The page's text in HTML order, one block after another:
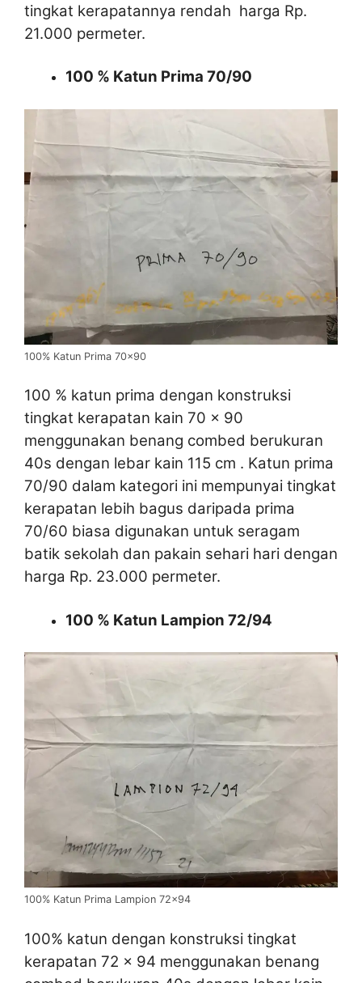
tingkat kerapatannya rendah harga Rp.
21.000 permeter.
100 % Katun Prima 70/90
100% Katun Prima 70×90
100 % katun prima dengan konstruksi
tingkat kerapatan kain 70 x 90
menggunakan benang combed berukuran
40s dengan lebar kain 115 cm . Katun prima
70/90 dalam kategori ini mempunyai tingkat
kerapatan lebih bagus daripada prima
70/60 biasa digunakan untuk seragam
batik sekolah dan pakain sehari hari dengan
harga Rp. 23.000 permeter.
100 % Katun Lampion 72/94
100% Katun Prima Lampion 72×94
100% katun dengan konstruksi tingkat
kerapatan 72 x 94 menggunakan benang